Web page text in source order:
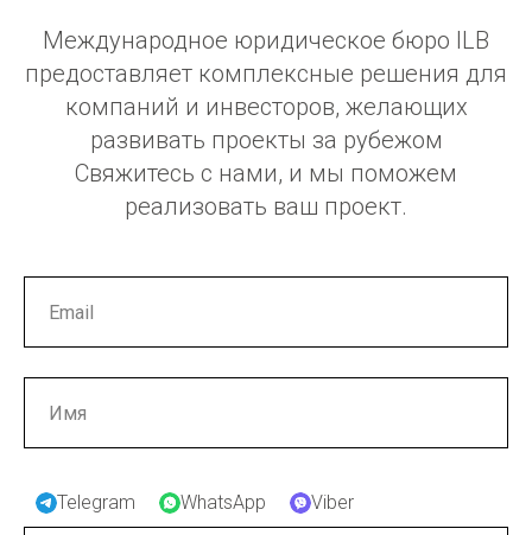
Международное юридическое бюро ILB
предоставляет комплексные решения для
компаний и инвесторов, желающих
развивать проекты за рубежом
Свяжитесь с нами, и мы поможем
реализовать ваш проект.
Telegram WhatsApp Viber